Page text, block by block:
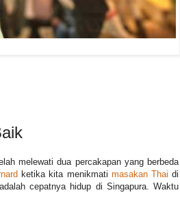
melewati dua percakapan yang berbeda
ketika kita menikmati masakan Thai di
cepatnya hidup di Singapura. Waktu